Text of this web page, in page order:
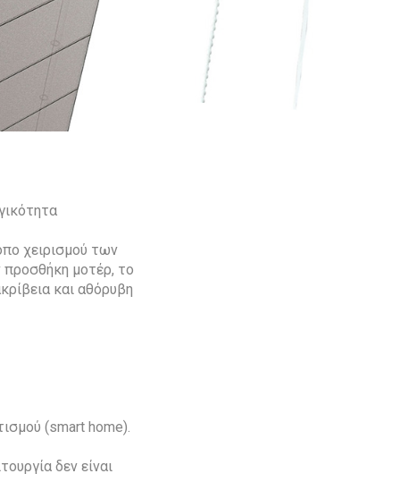
χειρισμού των
προσθήκη μοτέρ, το
και αθόρυβη
(smart home).
δεν είναι